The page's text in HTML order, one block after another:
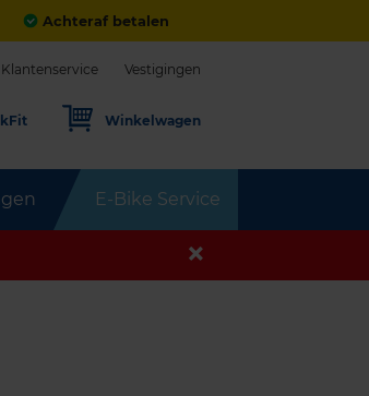
Achteraf betalen
E-Bike Service
Klantenservice Vestigingen
Winkelwagen